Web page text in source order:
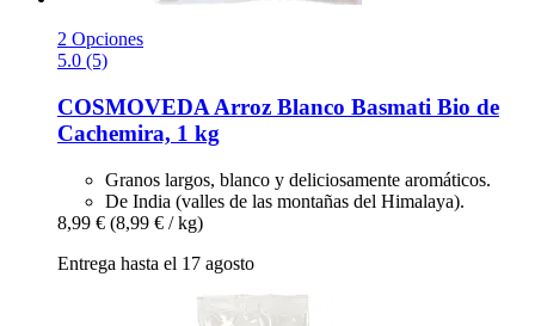
2 Opciones
5.0 (5)
COSMOVEDA Arroz Blanco Basmati Bio de
Cachemira, 1 kg
Granos largos, blanco y deliciosamente aromáticos.
De India (valles de las montañas del Himalaya).
8,99 € (8,99 € / kg)
Entrega hasta el 17 agosto